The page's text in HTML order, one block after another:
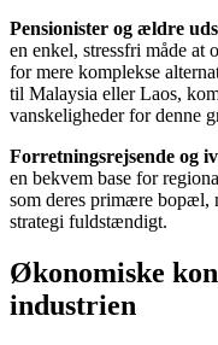
Pensionister og ældre
en enkel, stressfri måde at
for mere komplekse
til Malaysia eller Laos,
vanskeligheder for denne
Forretningsrejsende og
en bekvem base for
som deres primære bopæl,
strategi fuldstændigt.
Økonomiske
industrien